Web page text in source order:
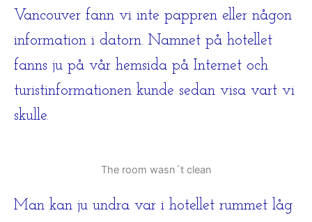
Vancouver fann vi inte pappren eller någon
information i datorn. Namnet på hotellet
fanns ju på vår hemsida på Internet och
turistinformationen kunde sedan visa vart vi
skulle.
The room wasn´t clean
Man kan ju undra var i hotellet rummet låg